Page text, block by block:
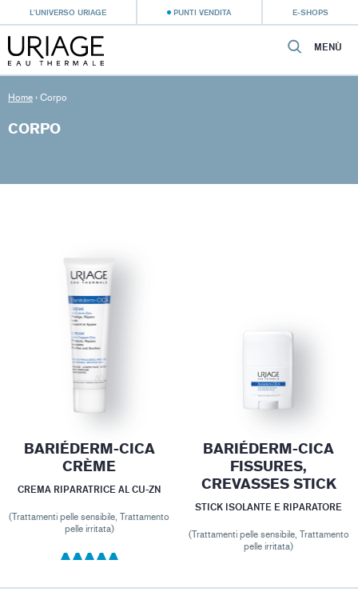
L'UNIVERSO URIAGE PUNTI VENDITA E-SHOPS
MENÙ
Home › Corpo
CORPO
BARIÉDERM-CICA
CRÈME
CREMA RIPARATRICE AL CU-ZN
(Trattamenti pelle sensibile, Trattamento
pelle irritata)
BARIÉDERM-CICA
FISSURES,
CREVASSES STICK
STICK ISOLANTE E RIPARATORE
(Trattamenti pelle sensibile, Trattamento
pelle irritata)